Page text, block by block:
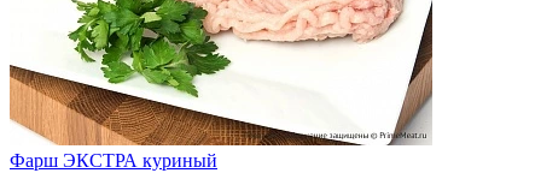
Фарш ЭКСТРА куриный